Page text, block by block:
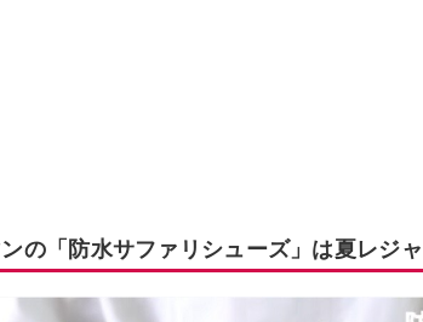
の「防水サファリシューズ」は夏レジ